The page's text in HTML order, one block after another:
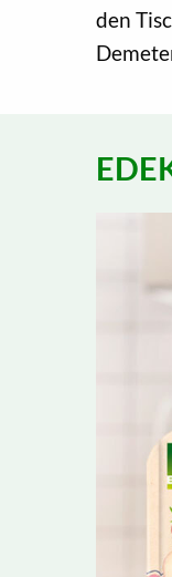
den